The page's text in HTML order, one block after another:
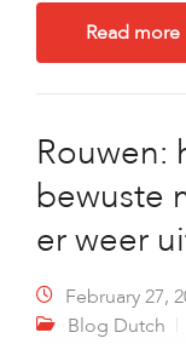
Read more
Rouwen:
bewuste
er weer
February 27,
Blog Dutch